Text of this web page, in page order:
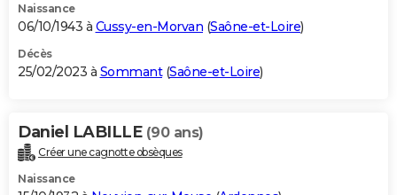
Naissance
06/10/1943 à Cussy-en-Morvan (Saône-et-Loire)
Décès
25/02/2023 à Sommant(Saône-et-Loire)
Daniel LABILLE (90 ans)
Créer une cagnotte obsèques
Naissance